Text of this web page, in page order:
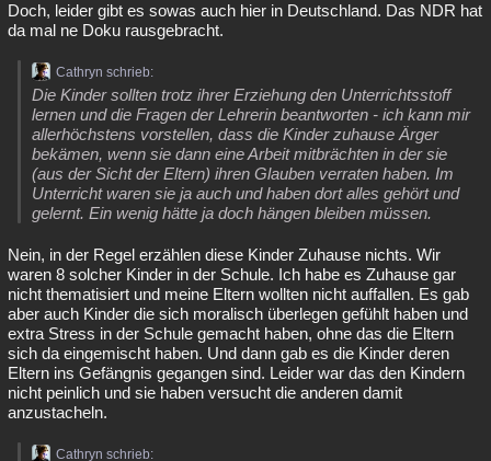
Doch, leider gibt es sowas auch hier in Deutschland. Das NDR hat
da mal ne Doku rausgebracht.
Cathryn schrieb:
Die Kinder sollten trotz ihrer Erziehung den Unterrichtsstoff
lernen und die Fragen der Lehrerin beantworten - ich kann mir
allerhöchstens vorstellen, dass die Kinder zuhause Ärger
bekämen, wenn sie dann eine Arbeit mitbrächten in der sie
(aus der Sicht der Eltern) ihren Glauben verraten haben. Im
Unterricht waren sie ja auch und haben dort alles gehört und
gelernt. Ein wenig hätte ja doch hängen bleiben müssen.
Nein, in der Regel erzählen diese Kinder Zuhause nichts. Wir
waren 8 solcher Kinder in der Schule. Ich habe es Zuhause gar
nicht thematisiert und meine Eltern wollten nicht auffallen. Es gab
aber auch Kinder die sich moralisch überlegen gefühlt haben und
extra Stress in der Schule gemacht haben, ohne das die Eltern
sich da eingemischt haben. Und dann gab es die Kinder deren
Eltern ins Gefängnis gegangen sind. Leider war das den Kindern
nicht peinlich und sie haben versucht die anderen damit
anzustacheln.
Cathryn schrieb: